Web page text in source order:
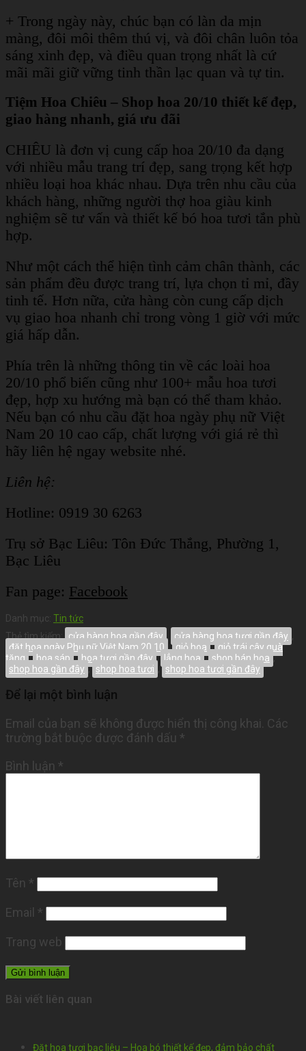
+ Trong ngày này, chúc bạn có làn da mịn
màng, đôi môi thêm thú vị, và đôi chân luôn tỏa
sáng xinh đẹp, và điều quan trọng nhất là cứ
mãi mãi giữ vững tinh thần lạc quan và tự tin.
Tiệm Hoa Chiêu – Shop hoa 20/10 thiết kế đẹp,
giao hàng nhanh, giá ưu đãi
CHIÊU là đơn vị cung cấp hoa 20/10 đa dạng
với nhiều mẫu trang trí đẹp, sang trọng kết hợp
nhiều loại hoa khác nhau. Dựa trên nhu cầu của
khách hàng, những người thợ hoa giàu kinh
nghiệm sẽ tư vấn và thiết kế bó hoa tươi tắn phù
hợp.
Như một cách thể hiện tình cảm chân thành, các
sản phẩm đều được trang trí, lựa chọn tỉ mỉ, đầy
tinh tế. Hơn nữa, cửa hàng còn cung cấp dịch
vụ giao hoa nhanh chỉ trong vòng 1 giờ với mức
giá hấp dẫn.
Phía trên là những thông tin về các loài hoa
20/10 phổ biến cũng như 100+ mẫu hoa tươi
đẹp, hợp xu hướng mà bạn có thể tham khảo.
Nếu bạn có nhu cầu đặt hoa ngày phụ nữ Việt
Nam 20 10 cao cấp, chất lượng với giá rẻ thì
hãy liên hệ ngay website nhé.
Liên hệ:
Hotline: 0919 30 6263
Trụ sở Bạc Liêu: Tôn Đức Thắng, Phường 1,
Bạc Liêu
Fan page: Facebook
Danh mục: Tin tức
Thẻ tìm kiếm: cửa hàng hoa gần đây , cửa hàng hoa tươi gần đây ,
đặt hoa ngày Phụ nữ Việt Nam 20 10 , giỏ hoa , giỏ trái cây quà
tặng , hoa sáp , hoa tươi gần đây , lẳng hoa , shop bán hoa ,
shop hoa gần đây , shop hoa tươi , shop hoa tươi gần đây
Để lại một bình luận
Email của bạn sẽ không được hiển thị công khai. Các
trường bắt buộc được đánh dấu *
Bình luận *
Tên *
Email *
Trang web
Bài viết liên quan
Đặt hoa tươi bạc liêu – Hoa bó thiết kế đẹp, đảm bảo chất